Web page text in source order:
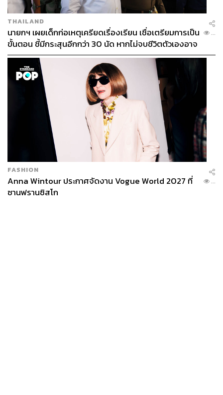
THAILAND
นายกฯ เผยเด็กก่อเหตุเครียดเรื่องเรียน เชื่อเตรียมการเป็น
ขั้นตอน ชี้มีกระสุนอีกกว่า 30 นัด หากไม่จบชีวิตตัวเองอาจ
สูญเสียเพิ่ม
...
FASHION
Anna Wintour ประกาศจัดงาน Vogue World 2027 ที่
ซานฟรานซิสโก
...